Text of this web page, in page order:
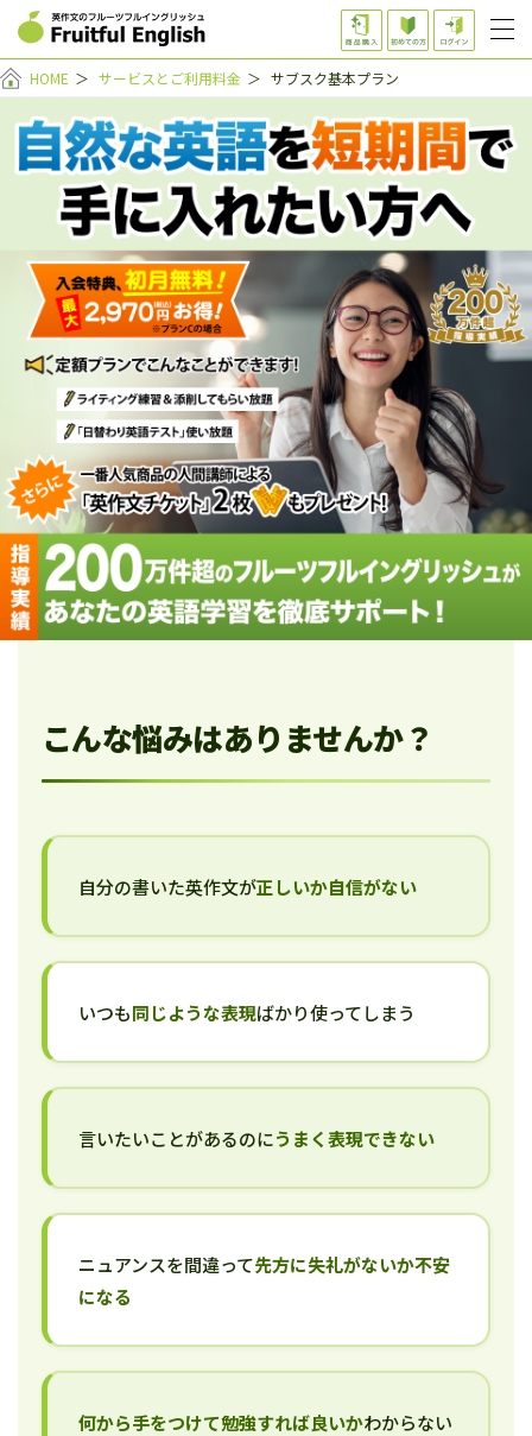
HOME ＞ サービスとご利用料金 ＞ サブスク基本プラン
こんな悩みはありませんか？
自分の書いた英作文が正しいか自信がない
いつも同じような表現ばかり使ってしまう
言いたいことがあるのにうまく表現できない
ニュアンスを間違って先方に失礼がないか不安
になる
何から手をつけて勉強すれば良いかわからない